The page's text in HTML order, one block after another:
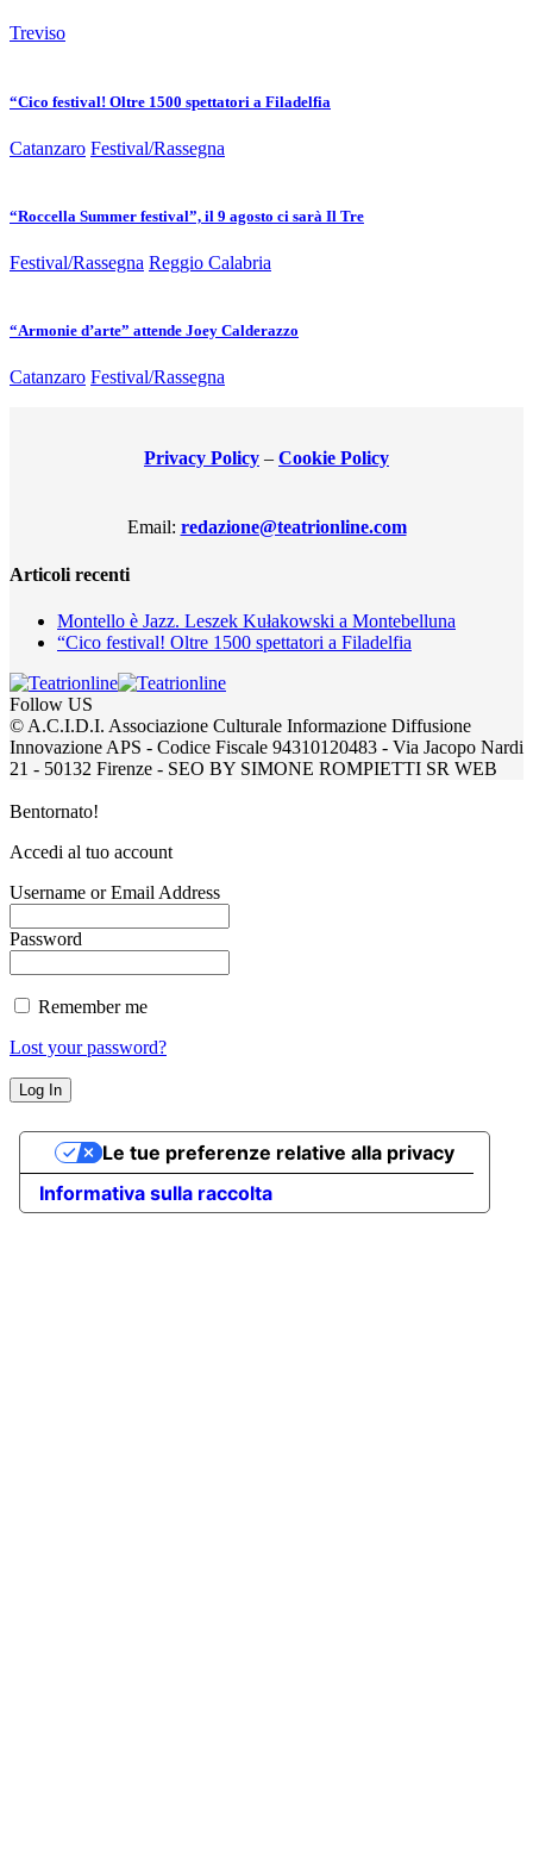
Treviso
“Cico festival! Oltre 1500 spettatori a Filadelfia
Catanzaro Festival/Rassegna
“Roccella Summer festival”, il 9 agosto ci sarà Il Tre
Festival/Rassegna Reggio Calabria
“Armonie d’arte” attende Joey Calderazzo
Catanzaro Festival/Rassegna
Privacy Policy – Cookie Policy
Email: redazione@teatrionline.com
Articoli recenti
Montello è Jazz. Leszek Kułakowski a Montebelluna
“Cico festival! Oltre 1500 spettatori a Filadelfia
Follow US
© A.C.I.D.I. Associazione Culturale Informazione Diffusione
Innovazione APS - Codice Fiscale 94310120483 - Via Jacopo Nardi
21 - 50132 Firenze - SEO BY SIMONE ROMPIETTI SR WEB
Bentornato!
Accedi al tuo account
Username or Email Address
Password
Remember me
Lost your password?
Informativa sulla raccolta
Le tue preferenze relative alla privacy